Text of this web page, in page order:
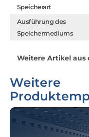
Speicherart
Ausführung des
Speichermediums
Weitere Artikel aus
Weitere